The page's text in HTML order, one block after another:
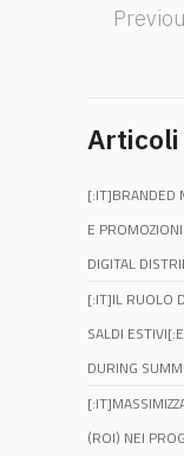
[:IT]BRANDED
E
DIGITAL
[:IT]IL RUOLO
SALDI
DURING
(ROI) NEI